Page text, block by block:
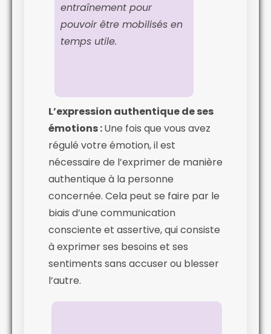
entraînement pour
pouvoir être mobilisés en
temps utile.
L’expression authentique de ses
émotions :Une fois que vous avez
régulé votre émotion, il est
nécessaire de l’exprimer de manière
authentique à la personne
concernée. Cela peut se faire par le
biais d’une communication
consciente et assertive, qui consiste
à exprimer ses besoins et ses
sentiments sans accuser ou blesser
l’autre.